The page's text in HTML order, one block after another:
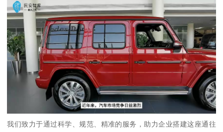
我们致力于通过科学、规范、精准的服务，助力企业搭建这座通往